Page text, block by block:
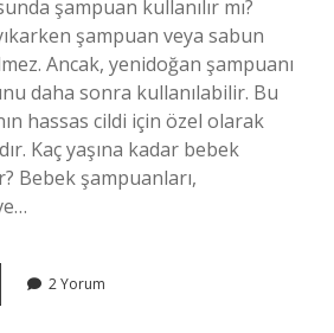
şampuan kullanılır mı?
şampuan veya sabun
Ancak, yenidoğan şampuanı
daha sonra kullanılabilir. Bu
hassas cildi için özel olarak
Kaç yaşına kadar bebek
Bebek şampuanları,
2 Yorum